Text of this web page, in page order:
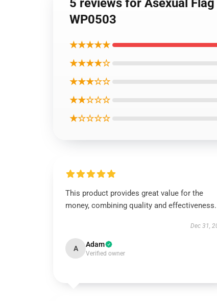
5 reviews for Asexual
WP0503
★★★★★
★★★★☆
★★★☆☆
★★☆☆☆
★☆☆☆☆
This product provides great value for the
money, combining quality and effectiveness.
Dec 31,
A Adam
Verified owner